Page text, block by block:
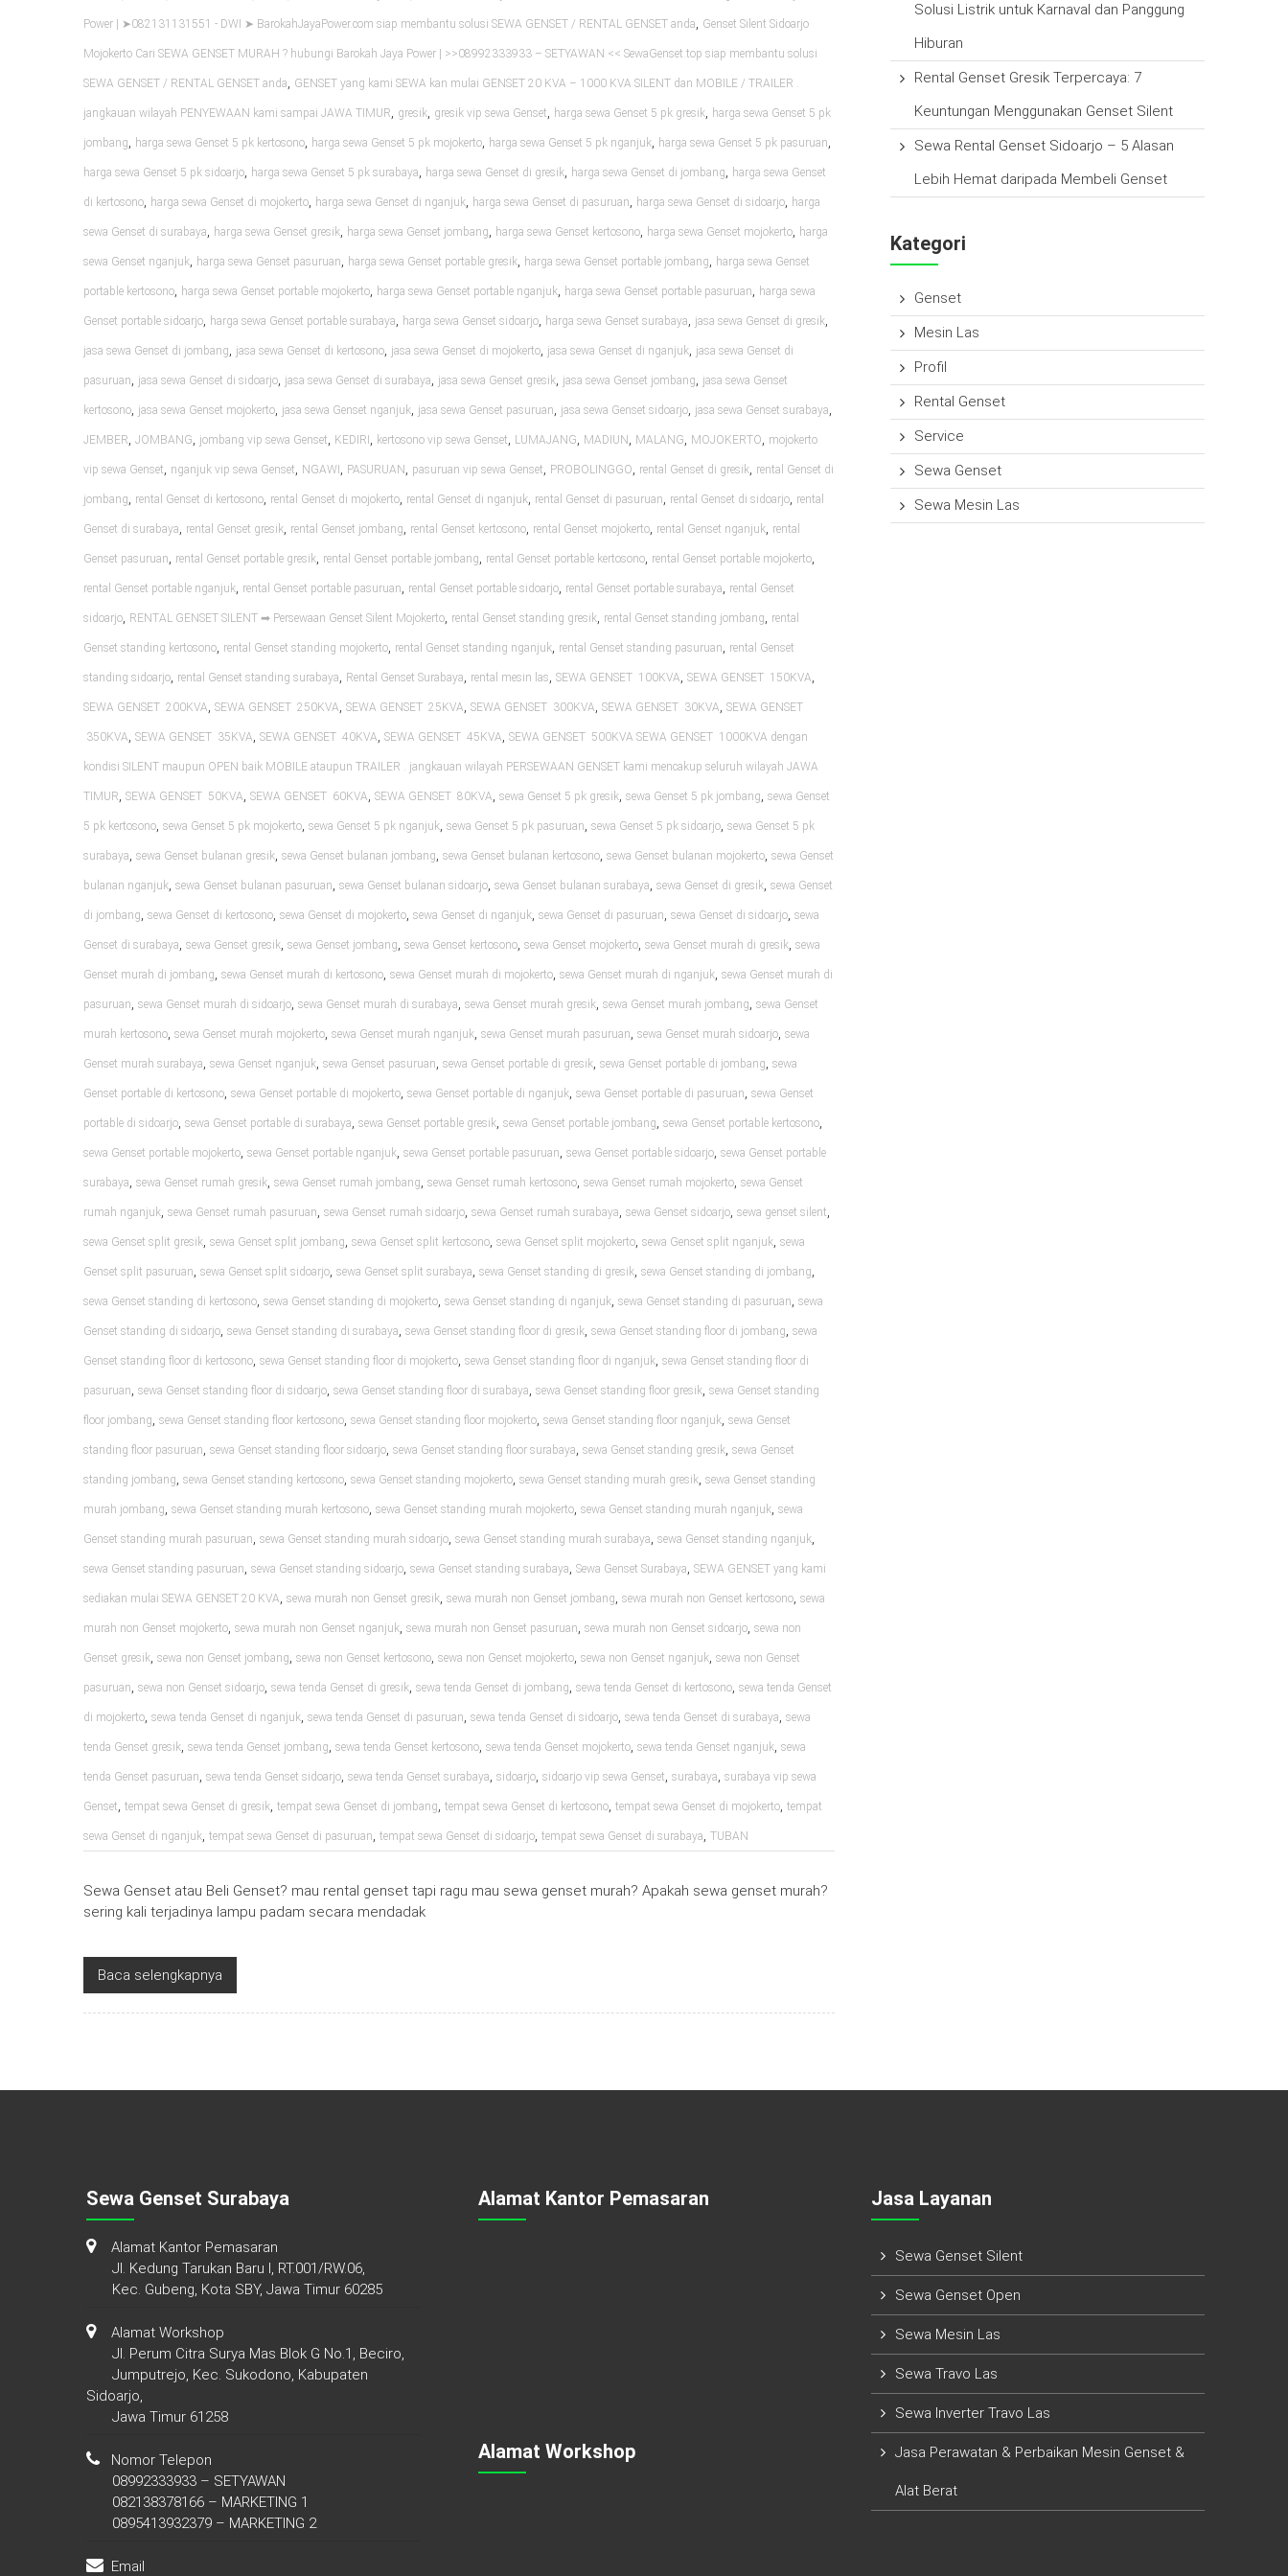
Power | ➤082131131551 - DWI ➤ BarokahJayaPower.com siap membantu solusi SEWA GENSET / RENTAL GENSET anda, Genset Silent Sidoarjo
Mojokerto Cari SEWA GENSET MURAH ? hubungi Barokah Jaya Power | >>08992333933 – SETYAWAN << SewaGenset.top siap membantu solusi
SEWA GENSET / RENTAL GENSET anda, GENSET yang kami SEWA kan mulai GENSET 20 KVA – 1000 KVA SILENT dan MOBILE / TRAILER .
jangkauan wilayah PENYEWAAN kami sampai JAWA TIMUR, gresik, gresik vip sewa Genset, harga sewa Genset 5 pk gresik, harga sewa Genset 5 pk
jombang, harga sewa Genset 5 pk kertosono, harga sewa Genset 5 pk mojokerto, harga sewa Genset 5 pk nganjuk, harga sewa Genset 5 pk pasuruan,
harga sewa Genset 5 pk sidoarjo, harga sewa Genset 5 pk surabaya, harga sewa Genset di gresik, harga sewa Genset di jombang, harga sewa Genset
di kertosono, harga sewa Genset di mojokerto, harga sewa Genset di nganjuk, harga sewa Genset di pasuruan, harga sewa Genset di sidoarjo, harga
sewa Genset di surabaya, harga sewa Genset gresik, harga sewa Genset jombang, harga sewa Genset kertosono, harga sewa Genset mojokerto, harga
sewa Genset nganjuk, harga sewa Genset pasuruan, harga sewa Genset portable gresik, harga sewa Genset portable jombang, harga sewa Genset
portable kertosono, harga sewa Genset portable mojokerto, harga sewa Genset portable nganjuk, harga sewa Genset portable pasuruan, harga sewa
Genset portable sidoarjo, harga sewa Genset portable surabaya, harga sewa Genset sidoarjo, harga sewa Genset surabaya, jasa sewa Genset di gresik,
jasa sewa Genset di jombang, jasa sewa Genset di kertosono, jasa sewa Genset di mojokerto, jasa sewa Genset di nganjuk, jasa sewa Genset di
pasuruan, jasa sewa Genset di sidoarjo, jasa sewa Genset di surabaya, jasa sewa Genset gresik, jasa sewa Genset jombang, jasa sewa Genset
kertosono, jasa sewa Genset mojokerto, jasa sewa Genset nganjuk, jasa sewa Genset pasuruan, jasa sewa Genset sidoarjo, jasa sewa Genset surabaya,
JEMBER, JOMBANG, jombang vip sewa Genset, KEDIRI , kertosono vip sewa Genset, LUMAJANG, MADIUN , MALANG, MOJOKERTO, mojokerto
vip sewa Genset, nganjuk vip sewa Genset, NGAWI , PASURUAN , pasuruan vip sewa Genset, PROBOLINGGO, rental Genset di gresik, rental Genset di
jombang, rental Genset di kertosono, rental Genset di mojokerto, rental Genset di nganjuk, rental Genset di pasuruan, rental Genset di sidoarjo, rental
Genset di surabaya, rental Genset gresik, rental Genset jombang, rental Genset kertosono, rental Genset mojokerto, rental Genset nganjuk, rental
Genset pasuruan, rental Genset portable gresik, rental Genset portable jombang, rental Genset portable kertosono, rental Genset portable mojokerto,
rental Genset portable nganjuk, rental Genset portable pasuruan, rental Genset portable sidoarjo, rental Genset portable surabaya, rental Genset
sidoarjo, RENTAL GENSET SILENT ➡ Persewaan Genset Silent Mojokerto, rental Genset standing gresik, rental Genset standing jombang, rental
Genset standing kertosono, rental Genset standing mojokerto, rental Genset standing nganjuk, rental Genset standing pasuruan, rental Genset
standing sidoarjo, rental Genset standing surabaya, Rental Genset Surabaya, rental mesin las, SEWA GENSET 100KVA, SEWA GENSET 150KVA,
SEWA GENSET 200KVA, SEWA GENSET 250KVA, SEWA GENSET 25KVA, SEWA GENSET 300KVA, SEWA GENSET 30KVA, SEWA GENSET
350KVA, SEWA GENSET 35KVA, SEWA GENSET 40KVA, SEWA GENSET 45KVA, SEWA GENSET 500KVA SEWA GENSET 1000KVA dengan
kondisi SILENT maupun OPEN baik MOBILE ataupun TRAILER . jangkauan wilayah PERSEWAAN GENSET kami mencakup seluruh wilayah JAWA
TIMUR, SEWA GENSET 50KVA, SEWA GENSET 60KVA, SEWA GENSET 80KVA, sewa Genset 5 pk gresik, sewa Genset 5 pk jombang, sewa Genset
5 pk kertosono, sewa Genset 5 pk mojokerto, sewa Genset 5 pk nganjuk, sewa Genset 5 pk pasuruan, sewa Genset 5 pk sidoarjo, sewa Genset 5 pk
surabaya, sewa Genset bulanan gresik, sewa Genset bulanan jombang, sewa Genset bulanan kertosono, sewa Genset bulanan mojokerto, sewa Genset
bulanan nganjuk, sewa Genset bulanan pasuruan, sewa Genset bulanan sidoarjo, sewa Genset bulanan surabaya, sewa Genset di gresik, sewa Genset
di jombang, sewa Genset di kertosono, sewa Genset di mojokerto, sewa Genset di nganjuk, sewa Genset di pasuruan, sewa Genset di sidoarjo, sewa
Genset di surabaya, sewa Genset gresik, sewa Genset jombang, sewa Genset kertosono, sewa Genset mojokerto, sewa Genset murah di gresik, sewa
Genset murah di jombang, sewa Genset murah di kertosono, sewa Genset murah di mojokerto, sewa Genset murah di nganjuk, sewa Genset murah di
pasuruan, sewa Genset murah di sidoarjo, sewa Genset murah di surabaya, sewa Genset murah gresik, sewa Genset murah jombang, sewa Genset
murah kertosono, sewa Genset murah mojokerto, sewa Genset murah nganjuk, sewa Genset murah pasuruan, sewa Genset murah sidoarjo, sewa
Genset murah surabaya, sewa Genset nganjuk, sewa Genset pasuruan, sewa Genset portable di gresik, sewa Genset portable di jombang, sewa
Genset portable di kertosono, sewa Genset portable di mojokerto, sewa Genset portable di nganjuk, sewa Genset portable di pasuruan, sewa Genset
portable di sidoarjo, sewa Genset portable di surabaya, sewa Genset portable gresik, sewa Genset portable jombang, sewa Genset portable kertosono,
sewa Genset portable mojokerto, sewa Genset portable nganjuk, sewa Genset portable pasuruan, sewa Genset portable sidoarjo, sewa Genset portable
surabaya, sewa Genset rumah gresik, sewa Genset rumah jombang, sewa Genset rumah kertosono, sewa Genset rumah mojokerto, sewa Genset
rumah nganjuk, sewa Genset rumah pasuruan, sewa Genset rumah sidoarjo, sewa Genset rumah surabaya, sewa Genset sidoarjo, sewa genset silent,
sewa Genset split gresik, sewa Genset split jombang, sewa Genset split kertosono, sewa Genset split mojokerto, sewa Genset split nganjuk, sewa
Genset split pasuruan, sewa Genset split sidoarjo, sewa Genset split surabaya, sewa Genset standing di gresik, sewa Genset standing di jombang,
sewa Genset standing di kertosono, sewa Genset standing di mojokerto, sewa Genset standing di nganjuk, sewa Genset standing di pasuruan, sewa
Genset standing di sidoarjo, sewa Genset standing di surabaya, sewa Genset standing floor di gresik, sewa Genset standing floor di jombang, sewa
Genset standing floor di kertosono, sewa Genset standing floor di mojokerto, sewa Genset standing floor di nganjuk, sewa Genset standing floor di
pasuruan, sewa Genset standing floor di sidoarjo, sewa Genset standing floor di surabaya, sewa Genset standing floor gresik, sewa Genset standing
floor jombang, sewa Genset standing floor kertosono, sewa Genset standing floor mojokerto, sewa Genset standing floor nganjuk, sewa Genset
standing floor pasuruan, sewa Genset standing floor sidoarjo, sewa Genset standing floor surabaya, sewa Genset standing gresik, sewa Genset
standing jombang, sewa Genset standing kertosono, sewa Genset standing mojokerto, sewa Genset standing murah gresik, sewa Genset standing
murah jombang, sewa Genset standing murah kertosono, sewa Genset standing murah mojokerto, sewa Genset standing murah nganjuk, sewa
Genset standing murah pasuruan, sewa Genset standing murah sidoarjo, sewa Genset standing murah surabaya, sewa Genset standing nganjuk,
sewa Genset standing pasuruan, sewa Genset standing sidoarjo, sewa Genset standing surabaya, Sewa Genset Surabaya, SEWA GENSET yang kami
sediakan mulai SEWA GENSET 20 KVA, sewa murah non Genset gresik, sewa murah non Genset jombang, sewa murah non Genset kertosono, sewa
murah non Genset mojokerto, sewa murah non Genset nganjuk, sewa murah non Genset pasuruan, sewa murah non Genset sidoarjo, sewa non
Genset gresik, sewa non Genset jombang, sewa non Genset kertosono, sewa non Genset mojokerto, sewa non Genset nganjuk, sewa non Genset
pasuruan, sewa non Genset sidoarjo, sewa tenda Genset di gresik, sewa tenda Genset di jombang, sewa tenda Genset di kertosono, sewa tenda Genset
di mojokerto, sewa tenda Genset di nganjuk, sewa tenda Genset di pasuruan, sewa tenda Genset di sidoarjo, sewa tenda Genset di surabaya, sewa
tenda Genset gresik, sewa tenda Genset jombang, sewa tenda Genset kertosono, sewa tenda Genset mojokerto, sewa tenda Genset nganjuk, sewa
tenda Genset pasuruan, sewa tenda Genset sidoarjo, sewa tenda Genset surabaya, sidoarjo, sidoarjo vip sewa Genset, surabaya, surabaya vip sewa
Genset, tempat sewa Genset di gresik, tempat sewa Genset di jombang, tempat sewa Genset di kertosono, tempat sewa Genset di mojokerto, tempat
sewa Genset di nganjuk, tempat sewa Genset di pasuruan, tempat sewa Genset di sidoarjo, tempat sewa Genset di surabaya, TUBAN
Sewa Genset atau Beli Genset? mau rental genset tapi ragu mau sewa genset murah? Apakah sewa genset murah?
sering kali terjadinya lampu padam secara mendadak
Baca selengkapnya
Solusi Listrik untuk Karnaval dan Panggung
Hiburan
Rental Genset Gresik Terpercaya: 7
Keuntungan Menggunakan Genset Silent
Sewa Rental Genset Sidoarjo – 5 Alasan
Lebih Hemat daripada Membeli Genset
Kategori
Genset
Mesin Las
Profil
Rental Genset
Service
Sewa Genset
Sewa Mesin Las
Sewa Genset Surabaya
Alamat Kantor Pemasaran
Jl. Kedung Tarukan Baru I, RT.001/RW.06,
Kec. Gubeng, Kota SBY, Jawa Timur 60285
Alamat Workshop
Jl. Perum Citra Surya Mas Blok G No.1, Beciro,
Jumputrejo, Kec. Sukodono, Kabupaten
Sidoarjo,
Jawa Timur 61258
Nomor Telepon
08992333933 – SETYAWAN
082138378166 – MARKETING 1
0895413932379 – MARKETING 2
Email
Alamat Kantor Pemasaran
Alamat Workshop
Jasa Layanan
Sewa Genset Silent
Sewa Genset Open
Sewa Mesin Las
Sewa Travo Las
Sewa Inverter Travo Las
Jasa Perawatan & Perbaikan Mesin Genset &
Alat Berat